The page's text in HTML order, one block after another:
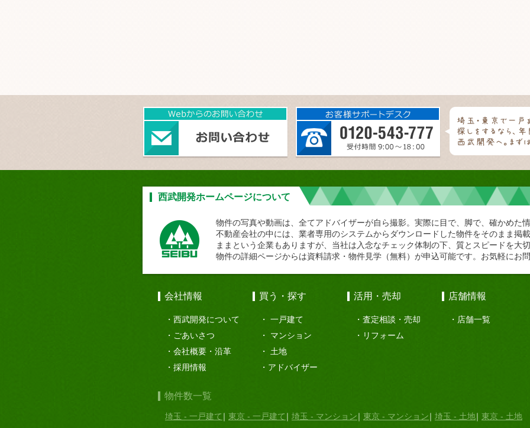
西武開発ホームページについて
物件の写真や動画は、全てアドバイザーが自ら撮影。実際に目で、脚で、確かめた
不動産会社の中には、業者専用のシステムからダウンロードした物件をそのまま掲
ままという企業もありますが、当社は入念なチェック体制の下、質とスピードを大
物件の詳細ページからは資料請求・物件見学（無料）が申込可能です。お気軽にお
会社情報
西武開発について
ごあいさつ
会社概要・沿革
採用情報
買う・探す
一戸建て
マンション
土地
アドバイザー
活用・売却
査定相談・売却
リフォーム
店舗情報
店舗一覧
物件数一覧
埼玉 - 一戸建て 東京 - 一戸建て 埼玉 - マンション 東京 - マンション 埼玉 - 土地 東京 - 土地